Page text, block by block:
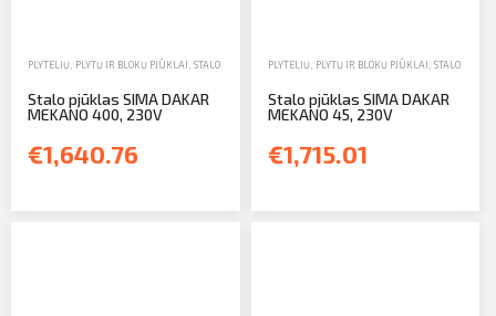
PLYTELIŲ, PLYTŲ IR BLOKŲ PJŪKLAI STALO PJŪKLAI PARDAVIMAS
Stalo pjūklas SIMA DAKAR
MEKANO 400, 230V
€1,640.76
PLYTELIŲ, PLYTŲ IR BLOKŲ PJŪKLAI STALO
Stalo pjūklas SIMA DAKAR
MEKANO 45, 230V
€1,715.01